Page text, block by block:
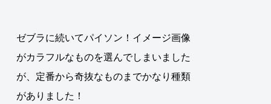
ゼブラに続いてパイソン！イメージ画像
がカラフルなものを選んでしまいました
が、定番から奇抜なものまでかなり種類
がありました！